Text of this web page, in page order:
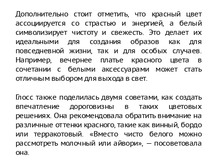
Дополнительно стоит отметить, что красный цвет
ассоциируется со страстью и энергией, а белый
символизирует чистоту и свежесть. Это делает их
идеальными для создания образов как для
повседневной жизни, так и для особых случаев.
Например, вечернее платье красного цвета в
сочетании с белыми аксессуарами может стать
отличным выбором для выхода в свет.
Глосс также поделилась двумя советами, как создать
впечатление дорогoвизны в таких цветовых
решениях. Она рекомендовала обратить внимание на
различные оттенки красного, такие как винный, бордо
или терракотовый. «Вместо чисто белого можно
рассмотреть молочный или айвори», — посоветовала
она.